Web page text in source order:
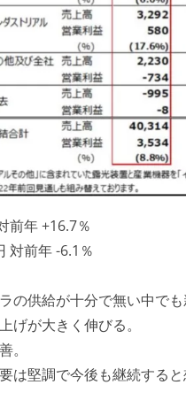
前年 +16.7％
対前年 -6.1％
の供給が十分で無い中で
げが大きく伸びる。
。
は堅調で今後も継続すると